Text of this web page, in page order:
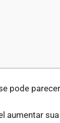
pode
aumentar